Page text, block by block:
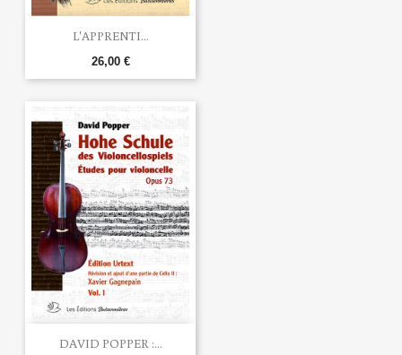
L'APPRENTI...
26,00 €
DAVID POPPER :...